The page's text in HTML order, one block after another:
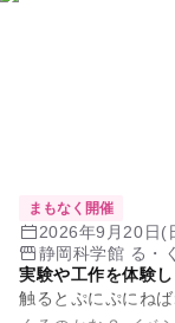
まもなく開催
2026年9月20日(
静岡科学館 る・
実験や工作を体験し
触るとぷにぷにね